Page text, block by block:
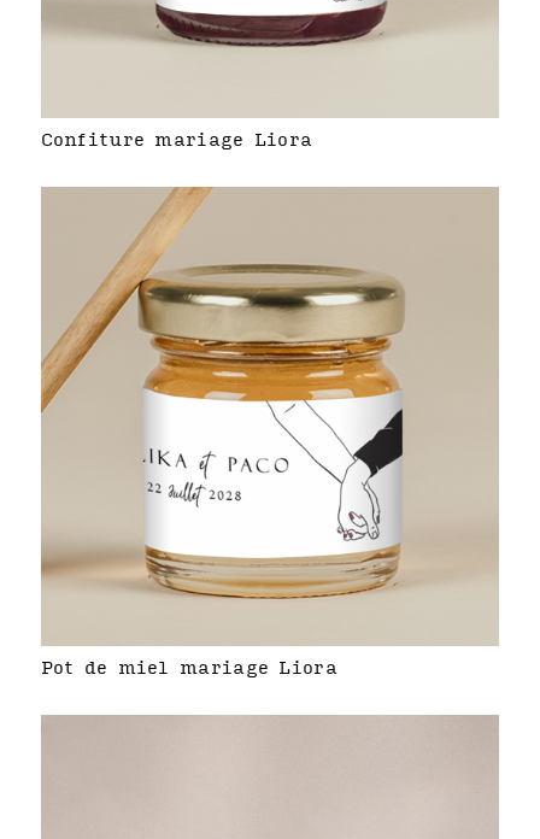
Confiture mariage Liora
Pot de miel mariage Liora